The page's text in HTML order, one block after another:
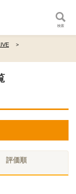
検索
評価順